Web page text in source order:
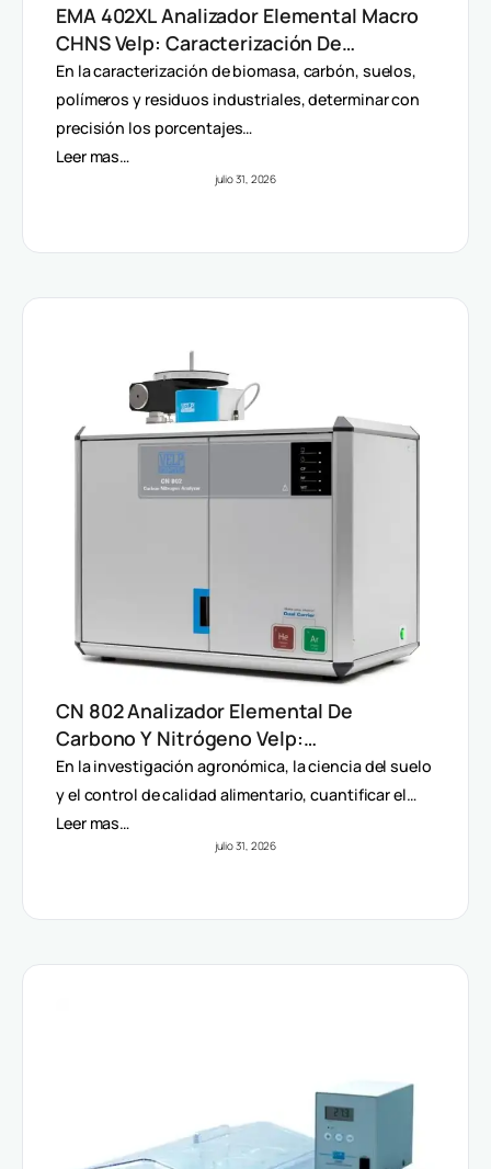
EMA 402XL Analizador Elemental Macro
CHNS Velp: Caracterización De
Muestras Heterogéneas Y Grandes
Volúmenes
En la caracterización de biomasa, carbón, suelos,
polímeros y residuos industriales, determinar con
precisión los porcentajes…
Leer mas…
julio 31, 2026
CN 802 Analizador Elemental De
Carbono Y Nitrógeno Velp:
Determinación Rápida Por Método
Dumas (TC, TOC, TIC Y TN)
En la investigación agronómica, la ciencia del suelo
y el control de calidad alimentario, cuantificar el…
Leer mas…
julio 31, 2026